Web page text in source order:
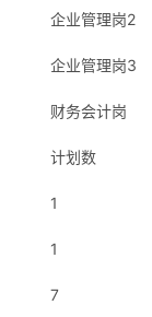
企业管理岗2
企业管理岗3
财务会计岗
计划数
1
1
7